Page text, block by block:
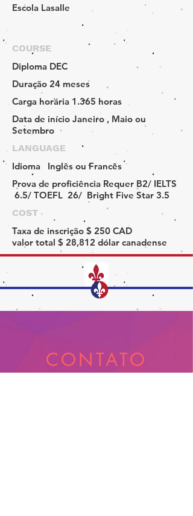
Escola Lasalle
COURSE
Diploma DEC
Duração 24 meses
Carga horária 1.365 horas
Data de início Janeiro , Maio ou
Setembro
LANGUAGE
Idioma
Inglês ou Francês
Prova de proficiência Requer B2/ IELTS
6.5/ TOEFL 26/ Bright Five Star 3.5
COST
Taxa de inscrição $ 250 CAD
valor total $ 28,812 dólar canadense
CONTATO